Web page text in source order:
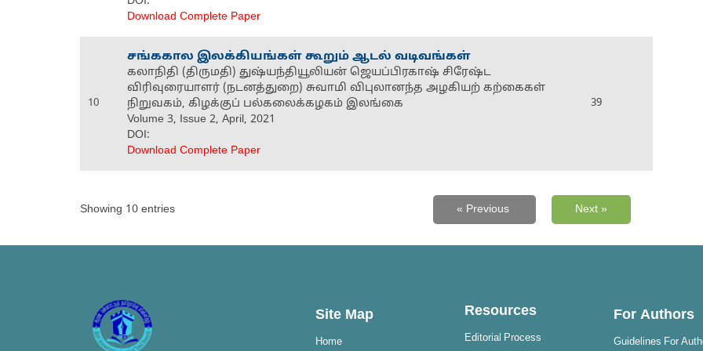
Download Complete Paper
10
சங்ககால இலக்கியங்கள் கூறும் ஆடல் வடிவங்கள்
கலாநிதி (திருமதி) துஷ்யந்தியூலியன் ஜெயப்பிரகாஷ் சிரேஷ்ட
விரிவுரையாளர் (நடனத்துறை) சுவாமி விபுலானந்த அழகியற் கற்கைகள்
நிறுவகம், கிழக்குப் பல்கலைக்கழகம் இலங்கை
Volume 3, Issue 2, April, 2021
DOI:
Download Complete Paper
39
Showing 10 entries « Previous Next »
Site Map
Home
Resources
Editorial Process
For Authors
Guidelines For